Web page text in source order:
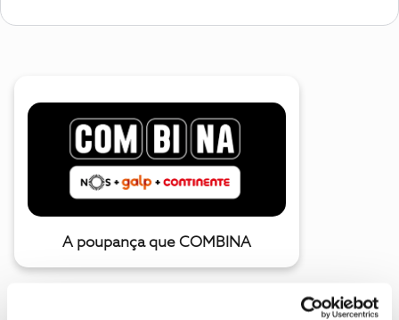
A poupança que COMBINA